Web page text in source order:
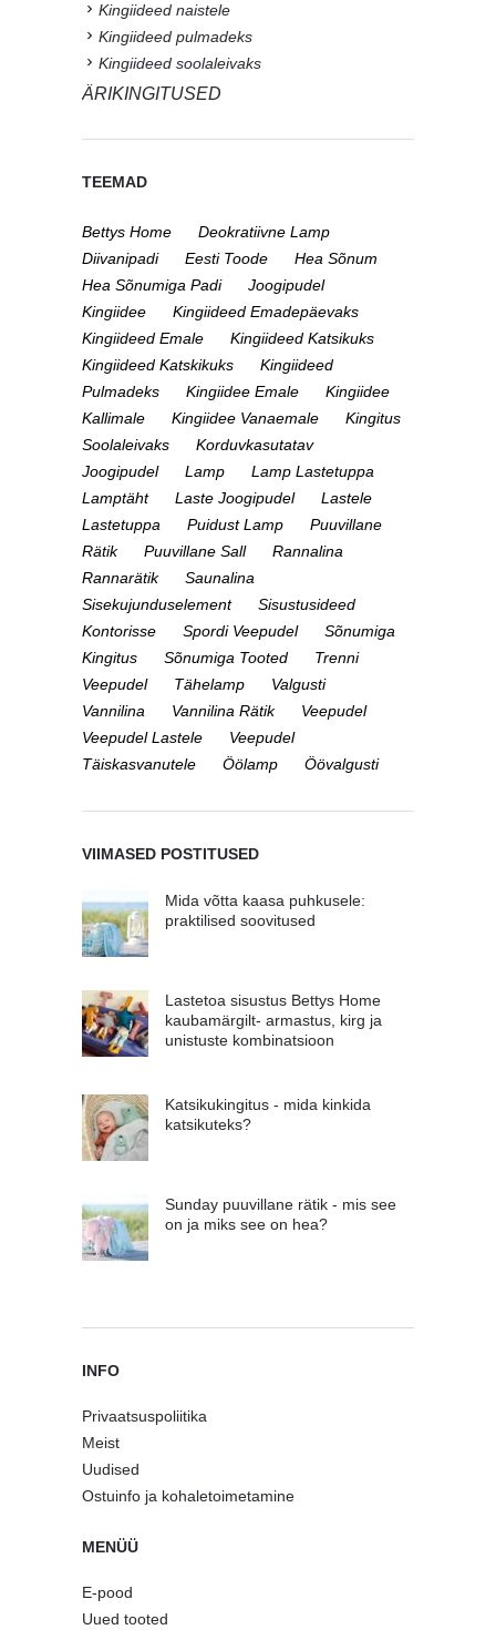
Kingiideed naistele
Kingiideed pulmadeks
Kingiideed soolaleivaks
ÄRIKINGITUSED
TEEMAD
Bettys Home
Deokratiivne Lamp
Diivanipadi
Eesti Toode
Hea Sõnum
Hea Sõnumiga Padi
Joogipudel
Kingiidee
Kingiideed Emadepäevaks
Kingiideed Emale
Kingiideed Katsikuks
Kingiideed Katskikuks
Kingiideed
Pulmadeks
Kingiidee Emale
Kingiidee
Kallimale
Kingiidee Vanaemale
Kingitus
Soolaleivaks
Korduvkasutatav
Joogipudel
Lamp
Lamp Lastetuppa
Lamptäht
Laste Joogipudel
Lastele
Lastetuppa
Puidust Lamp
Puuvillane
Rätik
Puuvillane Sall
Rannalina
Rannarätik
Saunalina
Sisekujunduselement
Sisustusideed
Kontorisse
Spordi Veepudel
Sõnumiga
Kingitus
Sõnumiga Tooted
Trenni
Veepudel
Tähelamp
Valgusti
Vannilina
Vannilina Rätik
Veepudel
Veepudel Lastele
Veepudel
Täiskasvanutele
Öölamp Öövalgusti
VIIMASED POSTITUSED
Mida võtta kaasa puhkusele:
praktilised soovitused
Lastetoa sisustus Bettys Home
kaubamärgilt- armastus, kirg ja
unistuste kombinatsioon
Katsikukingitus - mida kinkida
katsikuteks?
Sunday puuvillane rätik - mis see
on ja miks see on hea?
INFO
Privaatsuspoliitika
Meist
Uudised
Ostuinfo ja kohaletoimetamine
MENÜÜ
E-pood
Uued tooted